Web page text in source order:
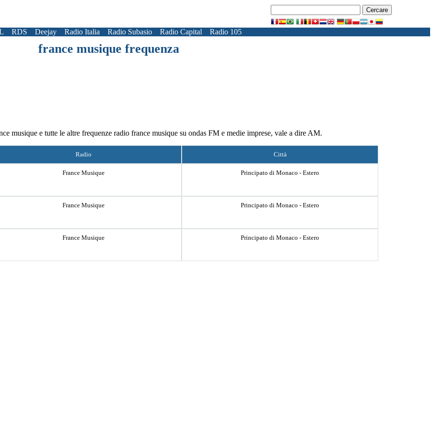
RDS Deejay Radio Italia Radio Subasio Radio Capital Radio 105
france musique frequenza
musique e tutte le altre frequenze radio france musique su ondas FM e medie imprese, vale a dire AM.
Radio Città
France Musique Principato di Monaco - Estero
France Musique Principato di Monaco - Estero
France Musique Principato di Monaco - Estero